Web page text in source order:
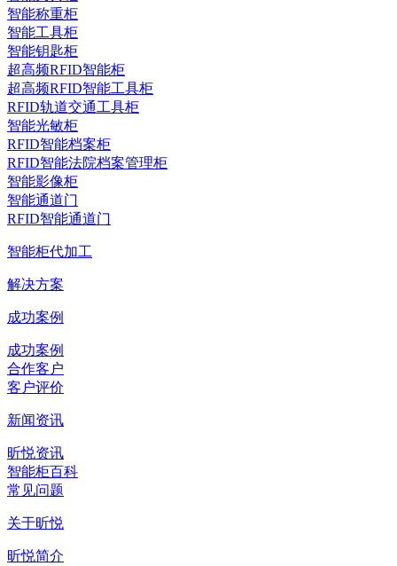
智能称重柜
智能工具柜
智能钥匙柜
超高频RFID智能柜
超高频RFID智能工具柜
RFID轨道交通工具柜
智能光敏柜
RFID智能档案柜
RFID智能法院档案管理柜
智能影像柜
智能通道门
RFID智能通道门
智能柜代加工
解决方案
成功案例
成功案例
合作客户
客户评价
新闻资讯
昕悦资讯
智能柜百科
常见问题
关于昕悦
昕悦简介